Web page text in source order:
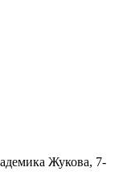
Жукова, 7-